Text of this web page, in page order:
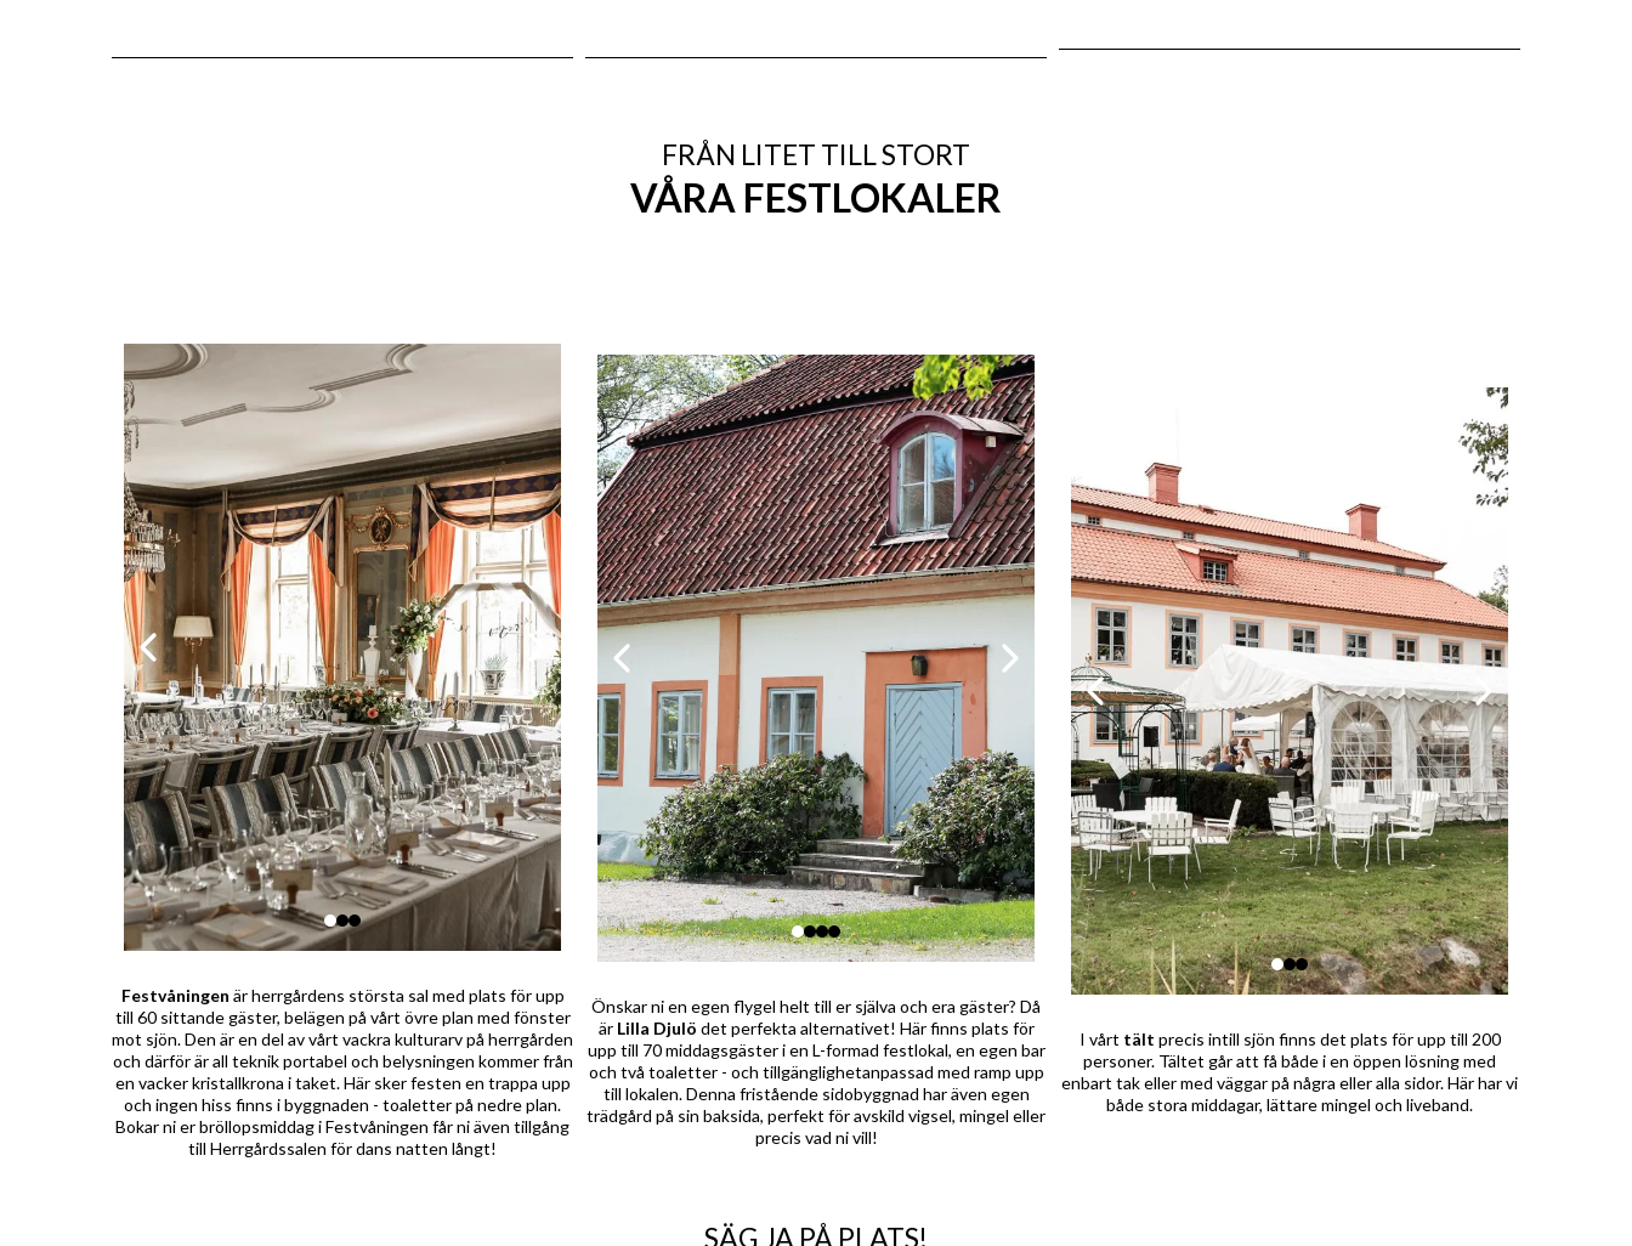
FRÅN LITET TILL STORT
VÅRA FESTLOKALER
Festvåningen är herrgårdens största sal med plats för upp
till 60 sittande gäster, belägen på vårt övre plan med fönster
mot sjön. Den är en del av vårt vackra kulturarv på herrgården
och därför är all teknik portabel och belysningen kommer från
en vacker kristallkrona i taket. Här sker festen en trappa upp
och ingen hiss finns i byggnaden - toaletter på nedre plan.
Bokar ni er bröllopsmiddag i Festvåningen får ni även tillgång
till Herrgårdssalen för dans natten långt!
Önskar ni en egen flygel helt till er själva och era gäster? Då
är Lilla Djulö det perfekta alternativet! Här finns plats för
upp till 70 middagsgäster i en L-formad festlokal, en egen bar
och två toaletter - och tillgänglighetanpassad med ramp upp
till lokalen. Denna fristående sidobyggnad har även egen
trädgård på sin baksida, perfekt för avskild vigsel, mingel eller
precis vad ni vill!
I vårt tält precis intill sjön finns det plats för upp till 200
personer. Tältet går att få både i en öppen lösning med
enbart tak eller med väggar på några eller alla sidor. Här har vi
både stora middagar, lättare mingel och liveband.
SÄG JA PÅ PLATS!